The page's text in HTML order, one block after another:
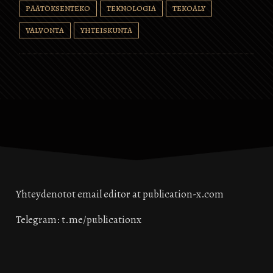
elektroniikka- ja
energiateollisuuteen" . joka
lainasi Gartnerin raporttia.
PÄÄTÖKSENTEKO TEKNOLOGIA TEKOÄLY
VALVONTA YHTEISKUNTA
Yhteydenotot email editor at publication-x.com
Telegram: t.me/publicationx